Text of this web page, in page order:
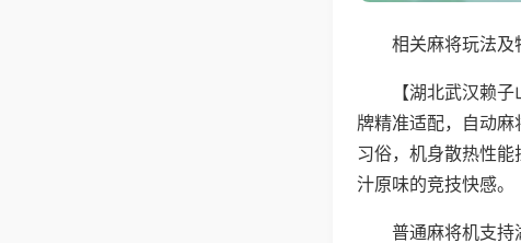
相关麻将玩法及
【湖北武汉赖
牌精准适配，自动
习俗，机身散热性
汁原味的竞技快感。
普通麻将机支持